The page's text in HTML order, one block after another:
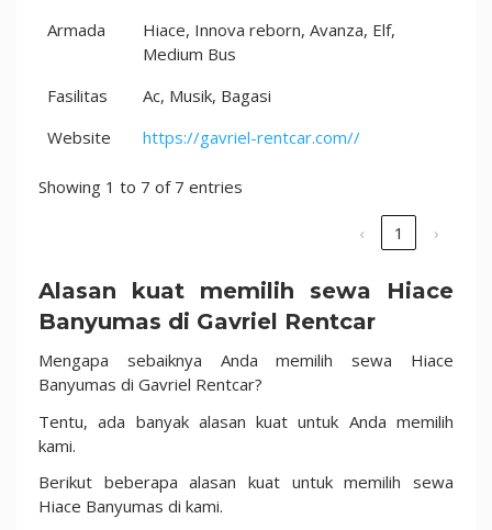
Armada
Hiace, Innova reborn, Avanza, Elf,
Medium Bus
Fasilitas
Ac, Musik, Bagasi
Website
https://gavriel-rentcar.com//
Showing 1 to 7 of 7 entries
‹ 1 ›
Alasan kuat memilih sewa Hiace
Banyumas di Gavriel Rentcar
Mengapa sebaiknya Anda memilih sewa Hiace
Banyumas di Gavriel Rentcar?
Tentu, ada banyak alasan kuat untuk Anda memilih
kami.
Berikut beberapa alasan kuat untuk memilih sewa
Hiace Banyumas di kami.